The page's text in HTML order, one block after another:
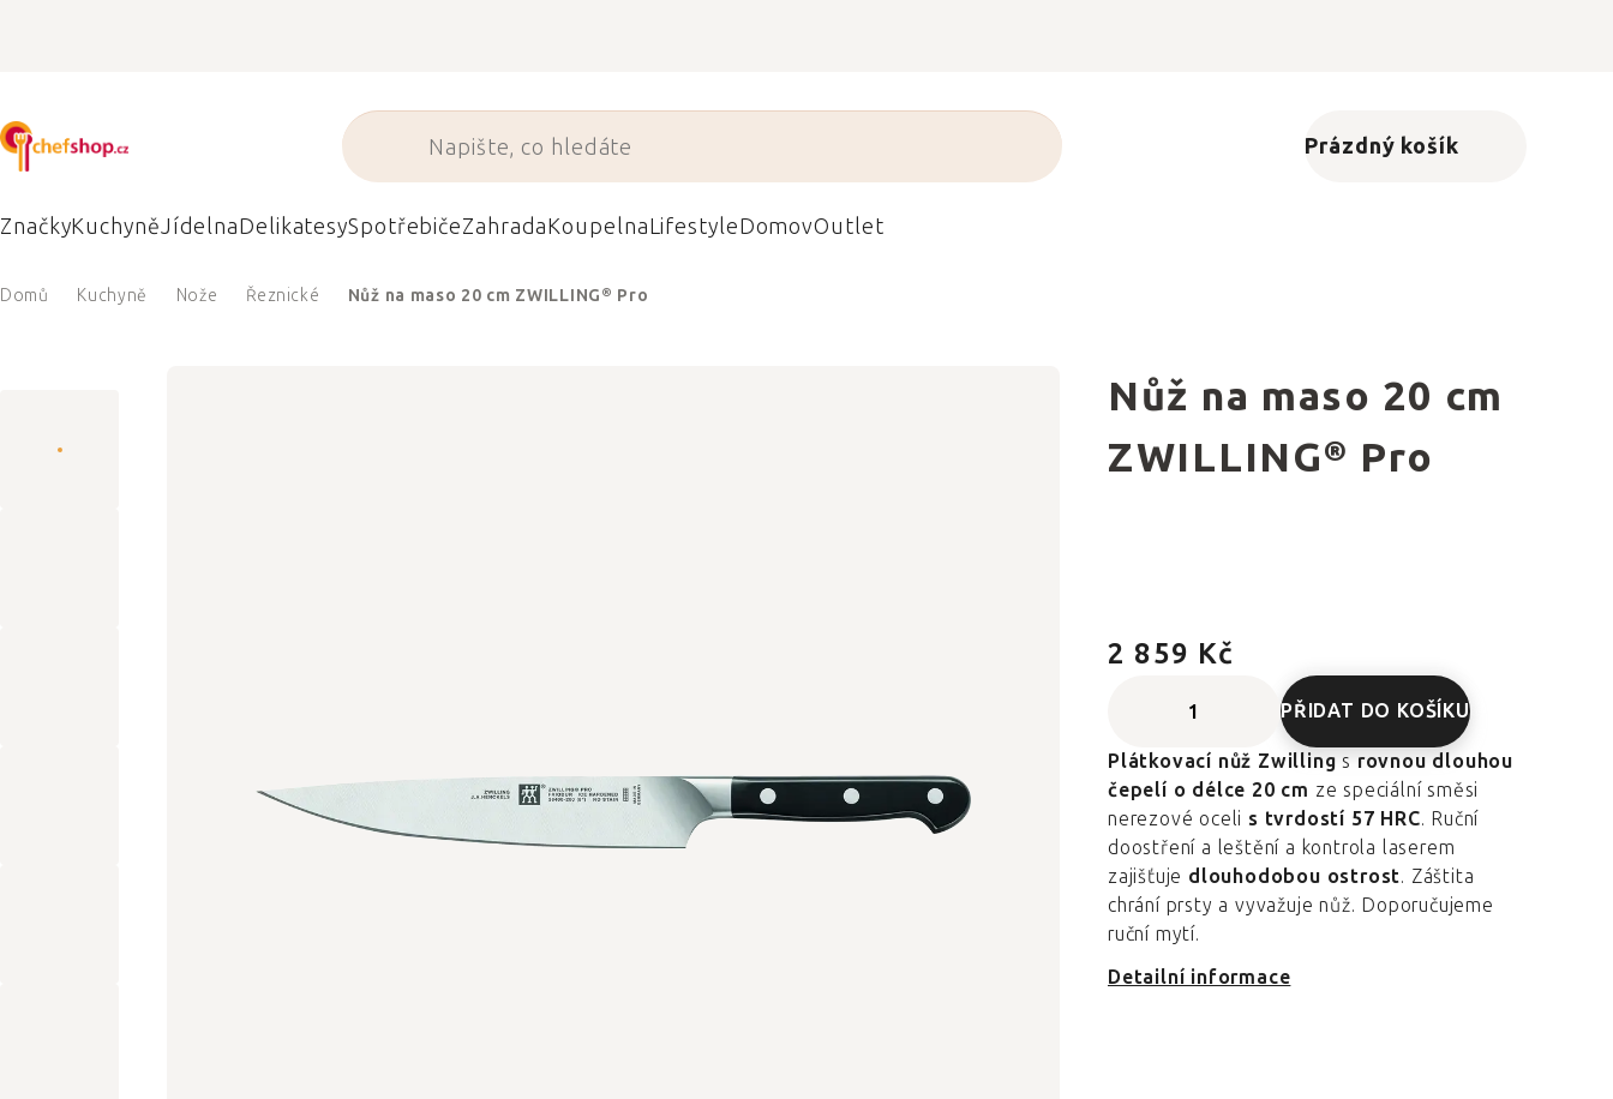
Nákupní košík
Prázdný košík
ZnačkyKuchyněJídelnaDelikatesySpotřebičeZahradaKoupelnaLifestyleDomovOutlet
Domů Kuchyně Nože Řeznické Nůž na maso 20 cm ZWILLING® Pro
Nůž na maso 20 cm
ZWILLING® Pro
2 859 Kč
PŘIDAT DO KOŠÍKU
Plátkovací nůž Zwilling s rovnou dlouhou
čepelí o délce 20 cm ze speciální směsi
nerezové oceli s tvrdostí 57 HRC. Ruční
doostření a leštění a kontrola laserem
zajišťuje dlouhodobou ostrost. Záštita
chrání prsty a vyvažuje nůž. Doporučujeme
ruční mytí.
Detailní informace